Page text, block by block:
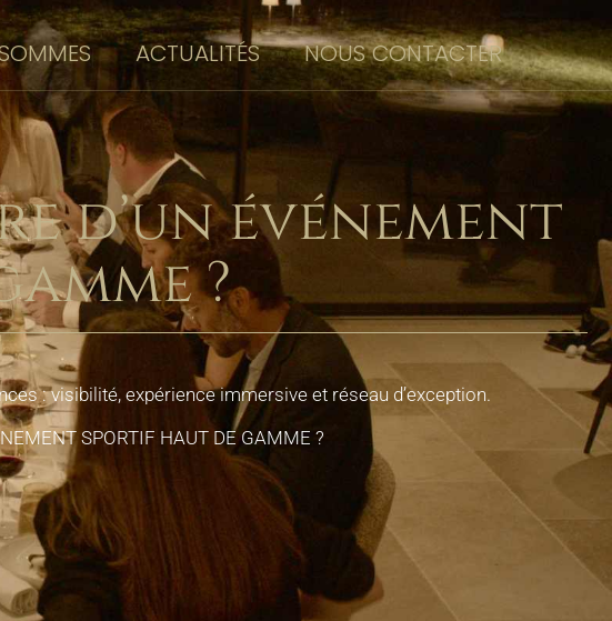
ACTUALITÉS NOUS CONTACTER
d’un événement
?
: visibilité, expérience immersive et réseau d’exception.
SPORTIF HAUT DE GAMME ?